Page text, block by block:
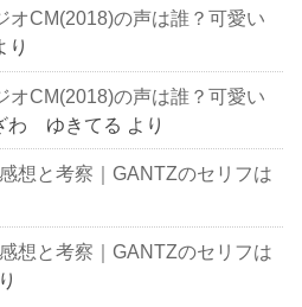
オCM(2018)の声は誰？可愛い
り
オCM(2018)の声は誰？可愛い
わ ゆきてる より
想と考察｜GANTZのセリフは
想と考察｜GANTZのセリフは